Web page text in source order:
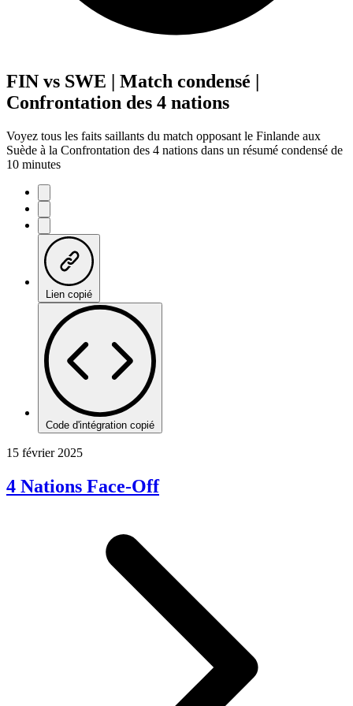
FIN vs SWE | Match condensé |
Confrontation des 4 nations
Voyez tous les faits saillants du match opposant le Finlande aux
Suède à la Confrontation des 4 nations dans un résumé condensé de
10 minutes
Lien copié
Code d'intégration copié
15 février 2025
4 Nations Face-Off